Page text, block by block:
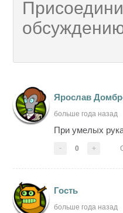
Ярослав
больше года назад
При умелых
- 0 +
Гость
больше года назад